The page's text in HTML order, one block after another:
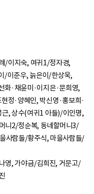
/이지숙, 여귀1/정자경,
/이준우, 늙은이/한상욱,
·채윤미·이지은·문희영,
정·양혜인, 박신영·홍보희·
, 상수(여귀1 아들)/이인명,
니2/정순복, 동네할머니3/
사람들/황주식, 마을사람들/
영, 가야금/김희진, 거문고/